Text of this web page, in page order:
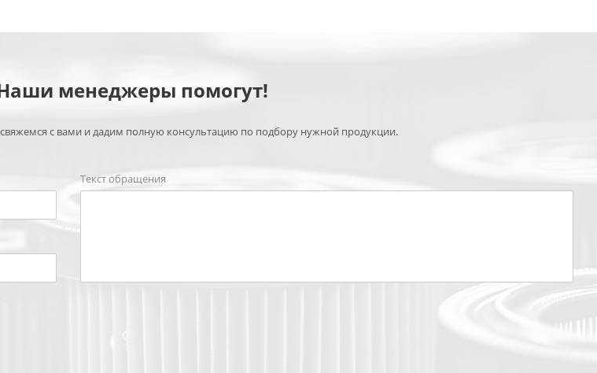
менеджеры помогут!
с вами и дадим полную консультацию по подбору нужной продукции.
Текст обращения